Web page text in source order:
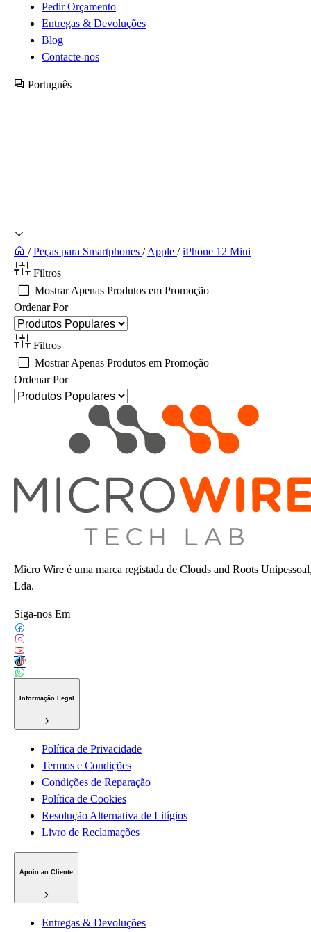
Pedir Orçamento
Entregas & Devoluções
Blog
Contacte-nos
Português
/ Peças para Smartphones /Apple / iPhone 12 Mini
Filtros
Mostrar Apenas Produtos em Promoção
Ordenar Por
Filtros
Mostrar Apenas Produtos em Promoção
Ordenar Por
Micro Wire é uma marca registada de Clouds and Roots
Lda.
Siga-nos Em
Informação Legal
Política de Privacidade
Termos e Condições
Condições de Reparação
Política de Cookies
Resolução Alternativa de Litígios
Livro de Reclamações
Apoio ao Cliente
Entregas & Devoluções